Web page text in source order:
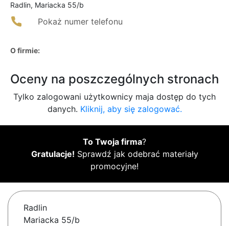
Radlin, Mariacka 55/b
Pokaż numer telefonu
O firmie:
Oceny na poszczególnych stronach
Tylko zalogowani użytkownicy maja dostęp do tych
danych. Kliknij, aby się zalogować.
To Twoja firma?
Gratulacje! Sprawdź jak odebrać materiały
promocyjne!
Radlin
Mariacka 55/b